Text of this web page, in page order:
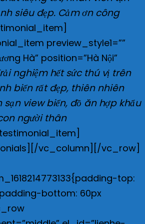
siêu đẹp. Cảm ơn công
preview_style1=””
Hà” position=”Hà Nội”
nghiệm hết sức thú vị trên
biển rất đẹp, thiên nhiên
view biển, đồ ăn hợp khẩu
người thân
vc_column][/vc_row]
top:
bottom: 60px